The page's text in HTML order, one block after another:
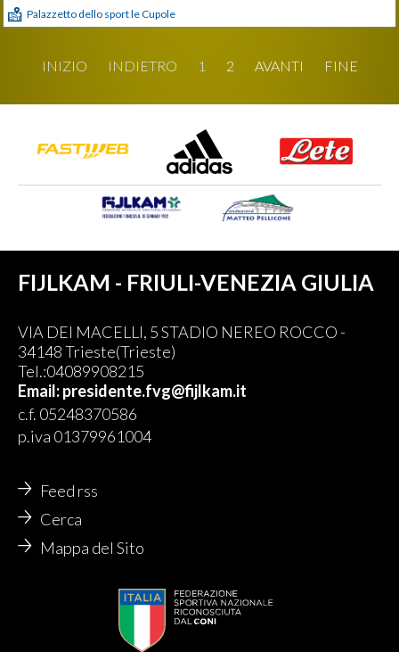
Palazzetto dello sport le Cupole
INIZIO INDIETRO 1 2 AVANTI FINE
FIJLKAM - FRIULI-VENEZIA GIULIA
VIA DEI MACELLI, 5 STADIO NEREO ROCCO -
34148 Trieste(Trieste)
Tel.:04089908215
Email: presidente.fvg@fijlkam.it
c.f. 05248370586
p.iva 01379961004
Feed rss
Cerca
Mappa del Sito